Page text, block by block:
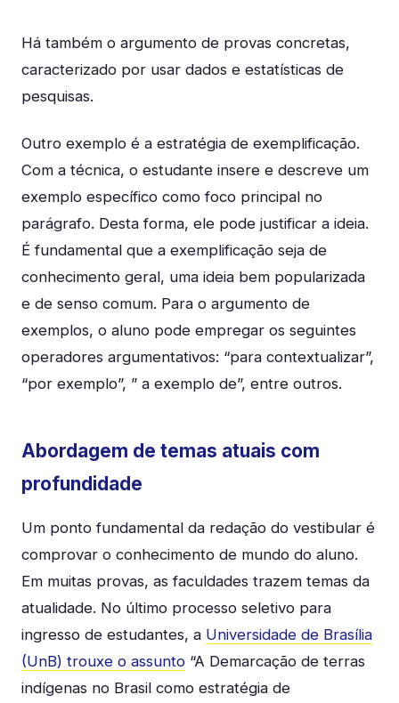
Há também o argumento de provas concretas,
caracterizado por usar dados e estatísticas de
pesquisas.
Outro exemplo é a estratégia de exemplificação.
Com a técnica, o estudante insere e descreve um
exemplo específico como foco principal no
parágrafo. Desta forma, ele pode justificar a ideia.
É fundamental que a exemplificação seja de
conhecimento geral, uma ideia bem popularizada
e de senso comum. Para o argumento de
exemplos, o aluno pode empregar os seguintes
operadores argumentativos: “para contextualizar”,
“por exemplo”, ” a exemplo de”, entre outros.
Abordagem de temas atuais com
profundidade
Um ponto fundamental da redação do vestibular é
comprovar o conhecimento de mundo do aluno.
Em muitas provas, as faculdades trazem temas da
atualidade. No último processo seletivo para
ingresso de estudantes, a Universidade de Brasília
(UnB) trouxe o assunto “A Demarcação de terras
indígenas no Brasil como estratégia de